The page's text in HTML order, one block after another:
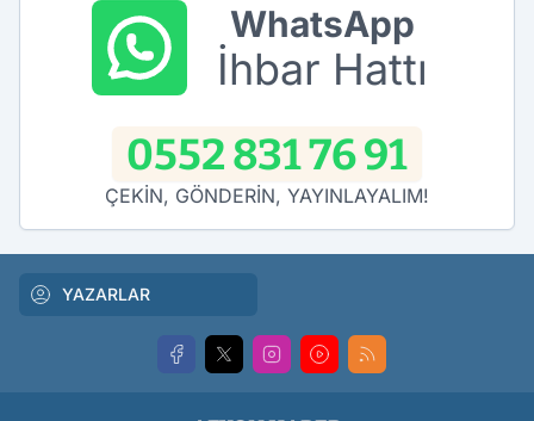
WhatsApp
İhbar Hattı
0552 831 76 91
ÇEKİN, GÖNDERİN, YAYINLAYALIM!
YAZARLAR